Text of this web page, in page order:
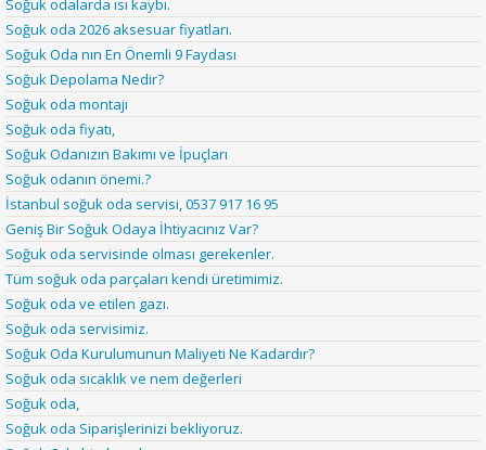
Soğuk odalarda ısı kaybı.
Soğuk oda 2026 aksesuar fiyatları.
Soğuk Oda nın En Önemli 9 Faydası
Soğuk Depolama Nedir?
Soğuk oda montajı
Soğuk oda fiyatı,
Soğuk Odanızın Bakımı ve İpuçları
Soğuk odanın önemi.?
İstanbul soğuk oda servisi, 0537 917 16 95
Geniş Bir Soğuk Odaya İhtiyacınız Var?
Soğuk oda servisinde olması gerekenler.
Tüm soğuk oda parçaları kendi üretimimiz.
Soğuk oda ve etilen gazı.
Soğuk oda servisimiz.
Soğuk Oda Kurulumunun Maliyeti Ne Kadardır?
Soğuk oda sıcaklık ve nem değerleri
Soğuk oda,
Soğuk oda Siparişlerinizi bekliyoruz.